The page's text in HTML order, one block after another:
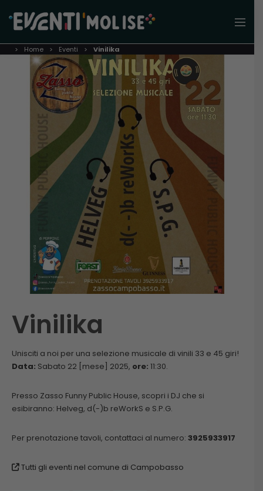
Home Eventi Vinilika
Vinilika
Unisciti a noi per una selezione musicale di vinili 33 e 45 giri!
Data: Sabato 22 [mese] 2025, ore: 11:30.
Presso Zasso Funny Public House, scopri i DJ che si
esibiranno: Helveg, d(-)b reWorkS e S.P.G.
Per prenotazione tavoli, contattaci al numero: 3925933917
Tutti gli eventi nel comune di Campobasso